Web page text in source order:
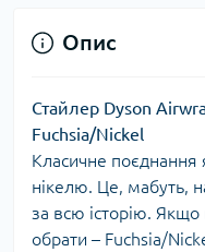
Опис
Стайлер Dyson
Fuchsia/Nickel
Класичне поєднання
нікелю. Це, мабуть,
за всю історію. Якщо
обрати – Fuchsia/